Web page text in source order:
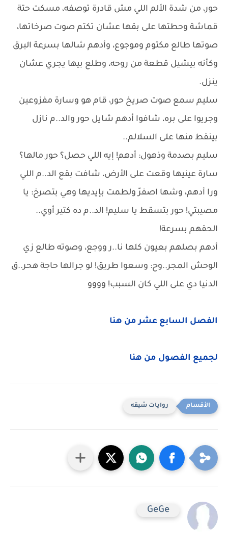
حور، من شدة الألم اللي مش قادرة توصفه، مسكت حتة
قماشة وحطتها على بقها عشان تكتم صوت صرخاتها،
صوتها طالع مكتوم وموجوع، وأدهم شالها بسرعة البرق
وكأنه بيشيل قطعة من روحه، وطلع بيها يجري عشان
ينزل.
سليم سمع صوت صريخ حور، قام هو وسارة مفزوعين
وجريوا على بره، شافوا أدهم شايل حور والد..م نازل
بينقط منها على السلالم..
سليم بصدمة وذهول: أدهم! إيه اللي حصل؟ حور مالها؟
سارة عينيها وقعت على الأرض، شافت بقع الد..م اللي
ورا أدهم، وشها اصفرّ ولطمت بإيديها وهي بتصرخ: يا
مصيبتي! حور بتسقط يا سليم! الد..م ده كتير أوي..
الحقهم بسرعة!
أدهم بصلهم بعيون كلها نا..ر ووجع، وصوته طالع زي
الوحش المجر..وح: وسعوا طريق! لو جرالها حاجة هحر..ق
الدنيا دي على اللي كان السبب! وووو
الفصل السابع عشر من هنا
لجميع الفصول من هنا
روايات شيقه
GeGe